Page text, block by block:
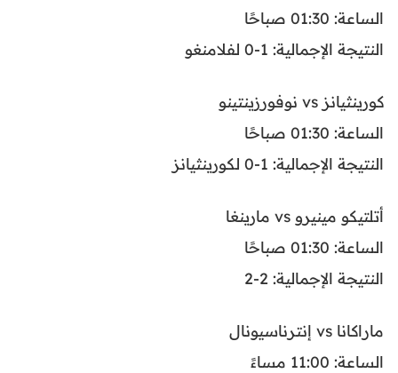
الساعة: 01:30 صباحًا
النتيجة الإجمالية: 1-0 لفلامنغو
كورينثيانز vs نوفورزينتينو
الساعة: 01:30 صباحًا
النتيجة الإجمالية: 1-0 لكورينثيانز
أتلتيكو مينيرو vs مارينغا
الساعة: 01:30 صباحًا
النتيجة الإجمالية: 2-2
ماراكانا vs إنترناسيونال
الساعة: 11:00 مساءً